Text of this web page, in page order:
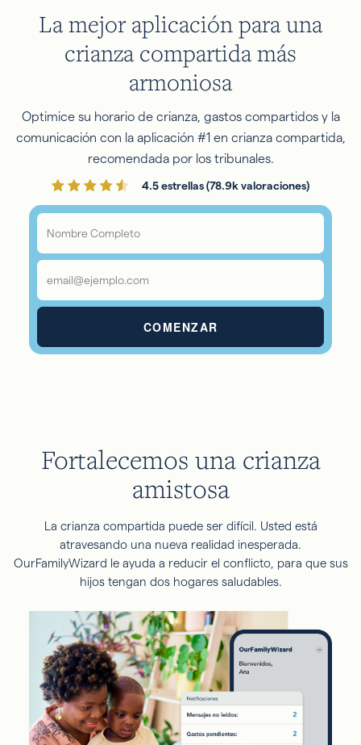
La mejor aplicación para una
crianza compartida más
armoniosa
Optimice su horario de crianza, gastos compartidos y la
comunicación con la aplicación #1 en crianza compartida,
recomendada por los tribunales.
4.5 estrellas (78.9k valoraciones)
Nombre
Completo
*
Correo
electrónico
*
Fortalecemos una crianza
amistosa
La crianza compartida puede ser difícil. Usted está
atravesando una nueva realidad inesperada.
OurFamilyWizard le ayuda a reducir el conflicto, para que sus
hijos tengan dos hogares saludables.